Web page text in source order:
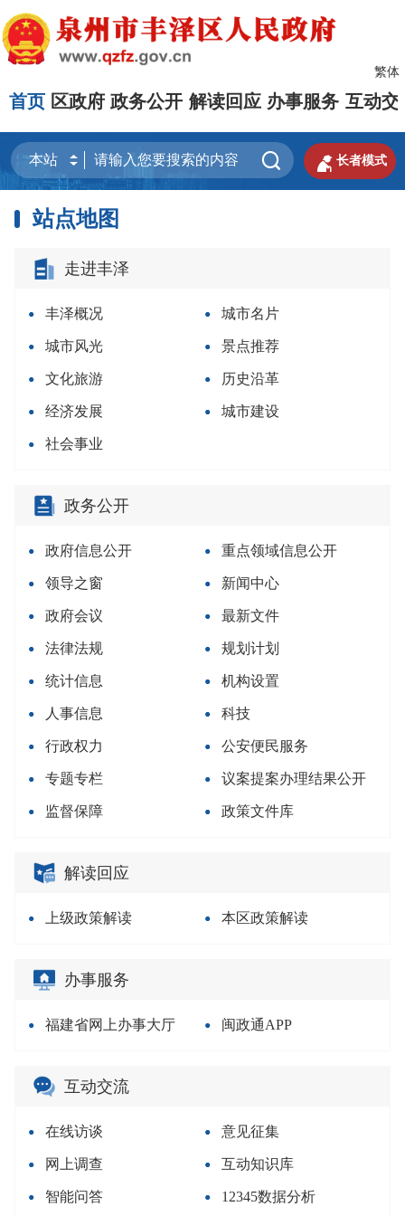
繁体
首页 区政府 政务公开 解读回应 办事服务 互动交
  长者模式
站点地图
走进丰泽
丰泽概况 城市名片
城市风光 景点推荐
文化旅游 历史沿革
经济发展 城市建设
社会事业
政务公开
政府信息公开 重点领域信息公开
领导之窗 新闻中心
政府会议 最新文件
法律法规 规划计划
统计信息 机构设置
人事信息 科技
行政权力 公安便民服务
专题专栏 议案提案办理结果公开
监督保障 政策文件库
解读回应
上级政策解读 本区政策解读
办事服务
福建省网上办事大厅 闽政通APP
互动交流
在线访谈 意见征集
网上调查 互动知识库
智能问答 12345数据分析